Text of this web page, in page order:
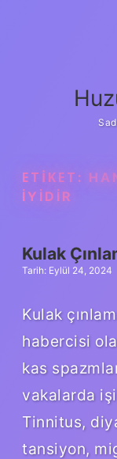
ETIKET:
IYIDIR
Kulak
Tarih: Eylül 24, 2024
Kulak
habercisi
kas
vakalarda
Tinnitus,
tansiyon,